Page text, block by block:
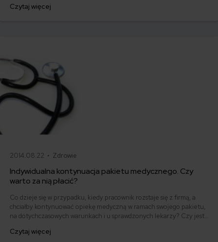
zacząć odkładać środki na emeryturę, jednym ze sposobów
Czytaj więcej
2014.08.22 • Zdrowie
Indywidualna kontynuacja pakietu medycznego. Czy
warto za nią płacić?
Co dzieje się w przypadku, kiedy pracownik rozstaje się z firmą, a
chciałby kontynuować opiekę medyczną w ramach swojego pakietu,
na dotychczasowych warunkach i u sprawdzonych lekarzy? Czy jest
Czytaj więcej